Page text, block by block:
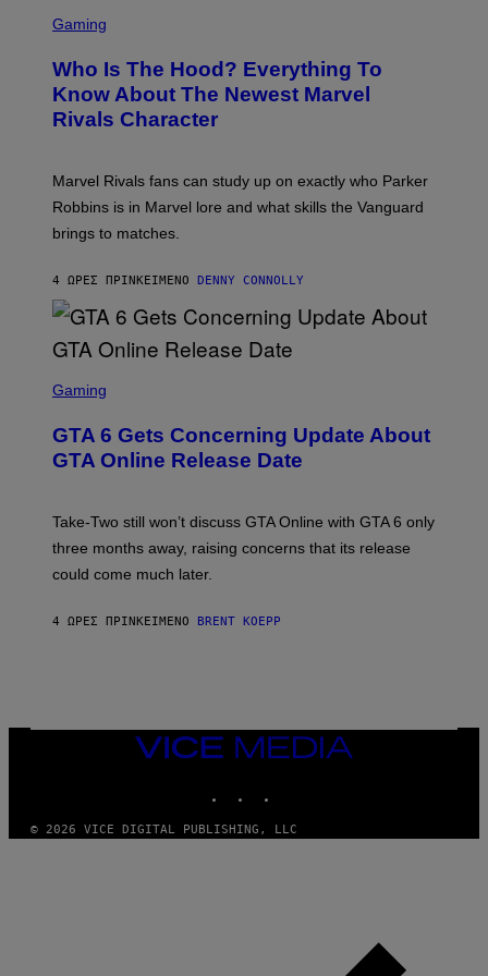
B
N
K
/
N
B
N
V
E
R
A
V
A
G
T
I
M
A
S
O
Z
A
R
K
G
E
T
Y
A
G
E
F
R
V
V
O
)
C
E
N
S
H
N
E
E
E
Gaming
Who Is The Hood? Everything To
Know About The Newest Marvel
Rivals Character
Marvel Rivals fans can study up on exactly who Parker
Robbins is in Marvel lore and what skills the Vanguard
brings to matches.
4 ΏΡΕΣ ΠΡΙΝ ΚΕΊΜΕΝΟ DENNY CONNOLLY
C
E
N
S
T
R
C
S
E
Gaming
GTA 6 Gets Concerning Update About
GTA Online Release Date
Take-Two still won’t discuss GTA Online with GTA 6 only
three months away, raising concerns that its release
could come much later.
4 ΏΡΕΣ ΠΡΙΝ ΚΕΊΜΕΝΟ BRENT KOEPP
VICE
MEDIA
© 2026 VICE DIGITAL PUBLISHING, LLC